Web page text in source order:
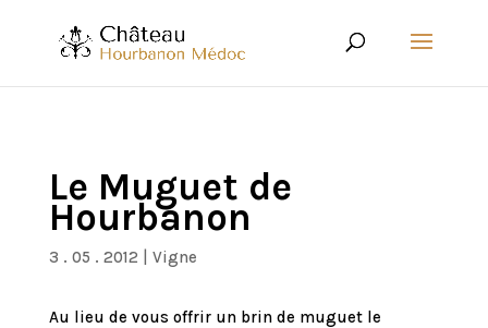
Le Muguet de
Hourbanon
3 . 05 . 2012 Vigne
Au lieu de vous offrir un brin de muguet le